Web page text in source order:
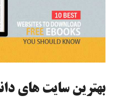
بهترین سایت های